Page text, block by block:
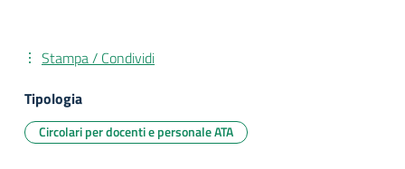
Stampa / Condividi
Tipologia
Circolari per docenti e personale ATA